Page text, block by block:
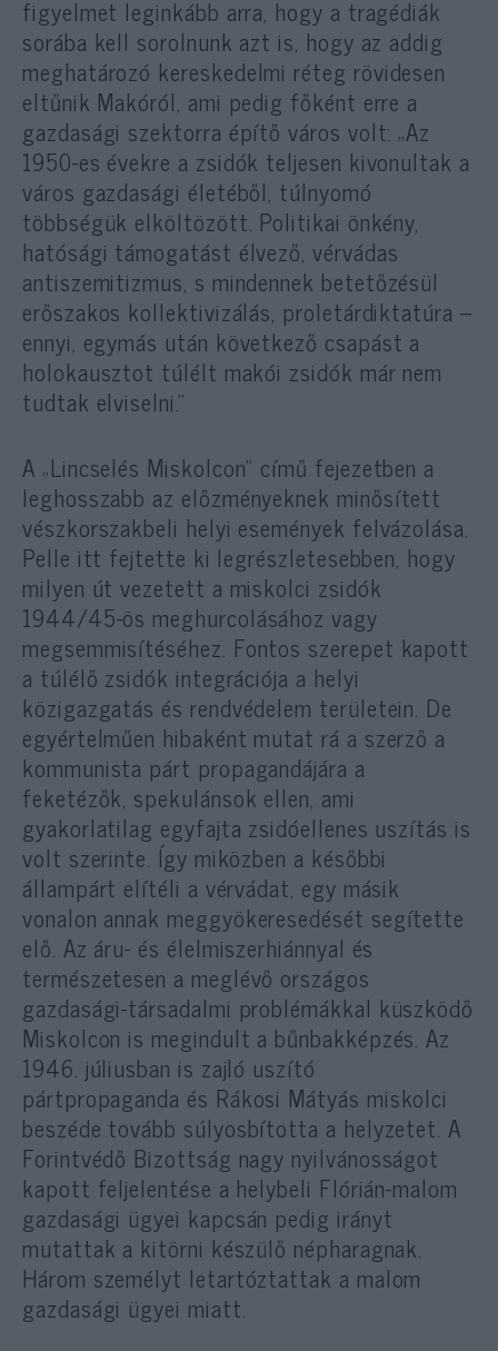
figyelmet leginkább arra, hogy a tragédiák
sorába kell sorolnunk azt is, hogy az addig
meghatározó kereskedelmi réteg rövidesen
eltűnik Makóról, ami pedig főként erre a
gazdasági szektorra építő város volt: „Az
1950-es évekre a zsidók teljesen kivonultak a
város gazdasági életéből, túlnyomó
többségük elköltözött. Politikai önkény,
hatósági támogatást élvező, vérvádas
antiszemitizmus, s mindennek betetőzésül
erőszakos kollektivizálás, proletárdiktatúra –
ennyi, egymás után következő csapást a
holokausztot túlélt makói zsidók már nem
tudtak elviselni.”
A „Lincselés Miskolcon” című fejezetben a
leghosszabb az előzményeknek minősített
vészkorszakbeli helyi események felvázolása.
Pelle itt fejtette ki legrészletesebben, hogy
milyen út vezetett a miskolci zsidók
1944/45-ös meghurcolásához vagy
megsemmisítéséhez. Fontos szerepet kapott
a túlélő zsidók integrációja a helyi
közigazgatás és rendvédelem területein. De
egyértelműen hibaként mutat rá a szerző a
kommunista párt propagandájára a
feketézők, spekulánsok ellen, ami
gyakorlatilag egyfajta zsidóellenes uszítás is
volt szerinte. Így miközben a későbbi
állampárt elítéli a vérvádat, egy másik
vonalon annak meggyökeresedését segítette
elő. Az áru- és élelmiszerhiánnyal és
természetesen a meglévő országos
gazdasági-társadalmi problémákkal küszködő
Miskolcon is megindult a bűnbakképzés. Az
1946. júliusban is zajló uszító
pártpropaganda és Rákosi Mátyás miskolci
beszéde tovább súlyosbította a helyzetet. A
Forintvédő Bizottság nagy nyilvánosságot
kapott feljelentése a helybeli Flórián-malom
gazdasági ügyei kapcsán pedig irányt
mutattak a kitörni készülő népharagnak.
Három személyt letartóztattak a malom
gazdasági ügyei miatt.